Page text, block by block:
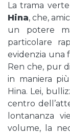
La trama
Hina, che,
un potere
particolare
evidenzia una
Ren che, pur
in maniera
Hina. Lei,
centro
lontananza
volume, la